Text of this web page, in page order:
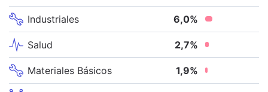
Industriales 6,0%
Salud 2,7%
Materiales Básicos 1,9%